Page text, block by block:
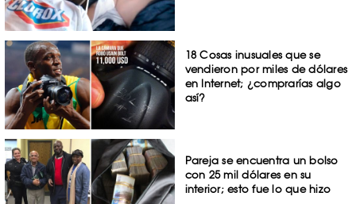
18 Cosas inusuales que se
vendieron por miles de dólares
en Internet; ¿comprarías algo
así?
Pareja se encuentra un bolso
con 25 mil dólares en su
interior; esto fue lo que hizo